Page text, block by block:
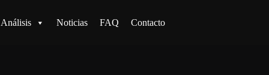
Análisis Noticias FAQ Contacto